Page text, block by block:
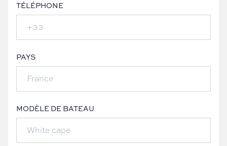
TÉLÉPHONE
PAYS
MODÈLE DE BATEAU